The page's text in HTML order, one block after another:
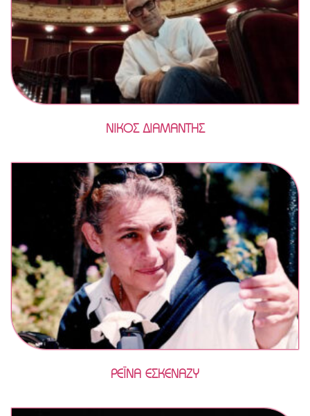
ΝΙΚΟΣ ΔΙΑΜΑΝΤΗΣ
ΡΕΪΝΑ ΕΣΚΕΝΑΖΥ